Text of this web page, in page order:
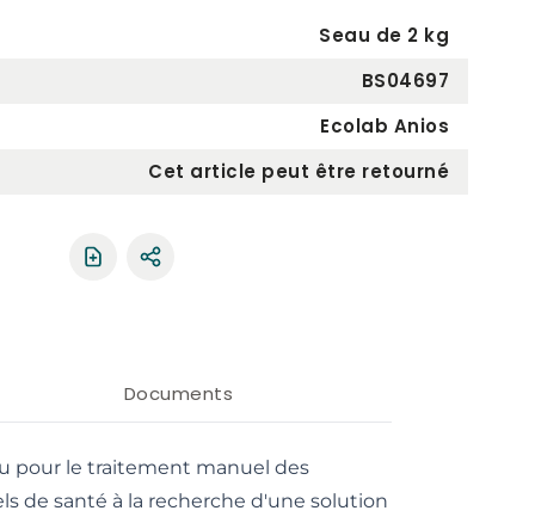
Seau de 2 kg
BS04697
Ecolab Anios
Cet article peut être retourné
Partager le produit
Documents
pour le traitement manuel des
de santé à la recherche d'une solution